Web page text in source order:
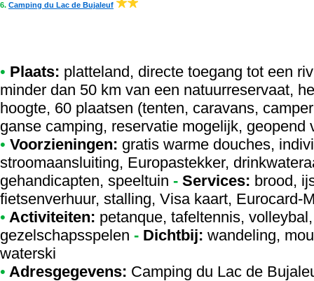
6. Camping du Lac de Bujaleuf
• Plaats: platteland, directe toegang tot een
minder dan 50 km van een natuurreservaat,
hoogte, 60 plaatsen (tenten, caravans,
ganse camping, reservatie mogelijk, geopend
• Voorzieningen: gratis warme douches,
stroomaansluiting, Europastekker,
gehandicapten, speeltuin - Services: brood,
fietsenverhuur, stalling, Visa kaart, Eurocard-
• Activiteiten: petanque, tafeltennis,
gezelschapsspelen - Dichtbij: wandeling,
waterski
• Adresgegevens: Camping du Lac de